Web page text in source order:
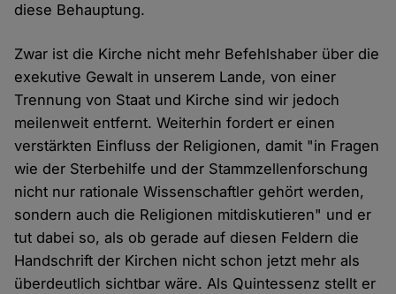
diese Behauptung.
Zwar ist die Kirche nicht mehr Befehlshaber über die
exekutive Gewalt in unserem Lande, von einer
Trennung von Staat und Kirche sind wir jedoch
meilenweit entfernt. Weiterhin fordert er einen
verstärkten Einfluss der Religionen, damit "in Fragen
wie der Sterbehilfe und der Stammzellenforschung
nicht nur rationale Wissenschaftler gehört werden,
sondern auch die Religionen mitdiskutieren" und er
tut dabei so, als ob gerade auf diesen Feldern die
Handschrift der Kirchen nicht schon jetzt mehr als
überdeutlich sichtbar wäre. Als Quintessenz stellt er